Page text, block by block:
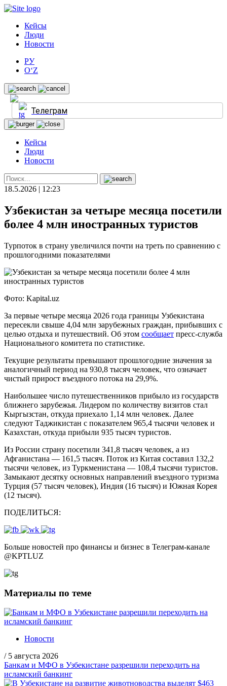
Кейсы
Люди
Новости
РУ
O‘Z
Телеграм
Кейсы
Люди
Новости
18.5.2026 | 12:23
Узбекистан за четыре месяца посетили
более 4 млн иностранных туристов
Турпоток в страну увеличился почти на треть по сравнению с
прошлогодними показателями
Фото: Kapital.uz
За первые четыре месяца 2026 года границы Узбекистана
пересекли свыше 4,04 млн зарубежных граждан, прибывших с
целью отдыха и путешествий. Об этом сообщает пресс-служба
Национального комитета по статистике.
Текущие результаты превышают прошлогодние значения за
аналогичный период на 930,8 тысяч человек, что означает
чистый прирост въездного потока на 29,9%.
Наибольшее число путешественников прибыло из государств
ближнего зарубежья. Лидером по количеству визитов стал
Кыргызстан, откуда приехало 1,14 млн человек. Далее
следуют Таджикистан с показателем 965,4 тысячи человек и
Казахстан, откуда прибыли 935 тысяч туристов.
Из России страну посетили 341,8 тысяч человек, а из
Афганистана — 161,5 тысяч. Поток из Китая составил 132,2
тысячи человек, из Туркменистана — 108,4 тысячи туристов.
Замыкают десятку основных направлений въездного туризма
Турция (57 тысяч человек), Индия (16 тысяч) и Южная Корея
(12 тысяч).
ПОДЕЛИТЬСЯ:
Больше новостей про финансы и бизнес в Телеграм-канале
@KPTLUZ
Материалы по теме
Новости
/ 5 августа 2026
Банкам и МФО в Узбекистане разрешили переходить на
исламский банкинг